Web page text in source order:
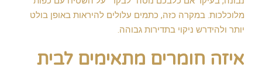
מלוכלכות. במקרה כזה, כתמים עלולים להיראות באופן בולט
יותר ולהידרש ניקוי בתדירות גבוהה.
איזה חומרים מתאימים לבית